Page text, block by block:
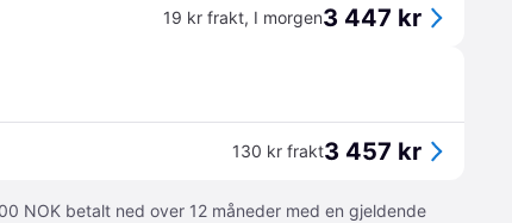
19 kr frakt, I morgen3 447 kr
130 kr frakt3 457 kr
NOK betalt ned over 12 måneder med en gjeldende